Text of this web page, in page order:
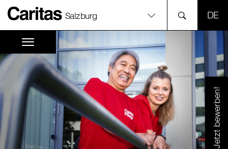
Salzburg
Jetzt bewerben!